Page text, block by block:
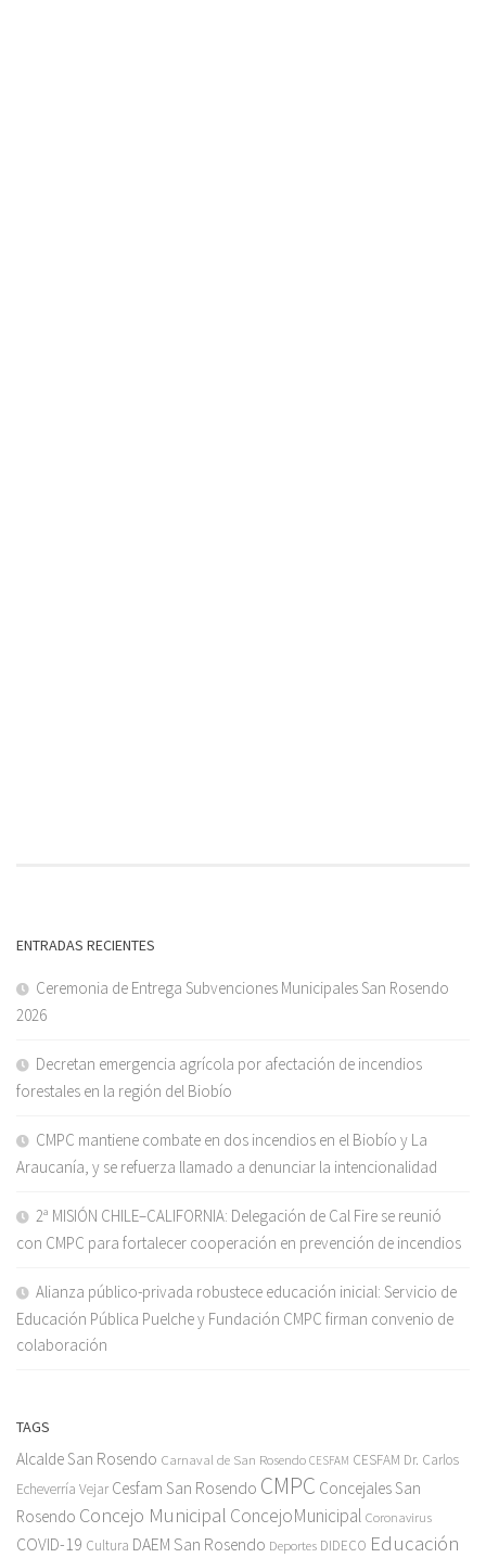
ENTRADAS RECIENTES
Ceremonia de Entrega Subvenciones Municipales San Rosendo
2026
Decretan emergencia agrícola por afectación de incendios
forestales en la región del Biobío
CMPC mantiene combate en dos incendios en el Biobío y La
Araucanía, y se refuerza llamado a denunciar la intencionalidad
2ª MISIÓN CHILE–CALIFORNIA: Delegación de Cal Fire se reunió
con CMPC para fortalecer cooperación en prevención de incendios
Alianza público-privada robustece educación inicial: Servicio de
Educación Pública Puelche y Fundación CMPC firman convenio de
colaboración
TAGS
Alcalde San Rosendo Carnaval de San Rosendo CESFAM CESFAM Dr. Carlos
Echeverría Vejar Cesfam San Rosendo CMPC Concejales San
Rosendo Concejo Municipal ConcejoMunicipal Coronavirus
COVID-19 Cultura DAEM San Rosendo Deportes DIDECO Educación